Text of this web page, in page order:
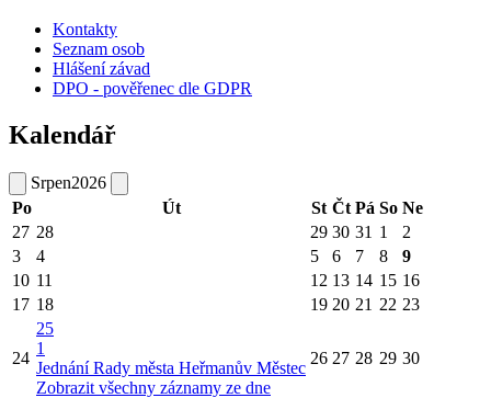
Kontakty
Seznam osob
Hlášení závad
DPO - pověřenec dle GDPR
Kalendář
Srpen2026
Po
Út St Čt Pá So Ne
27 28 29 30 31 1
2
3
4 5 6 7 8
9
10 11 12 13 14 15 16
17 18 19 20 21 22 23
24
25
1
Jednání Rady města Heřmanův Městec
Zobrazit všechny záznamy ze dne
26 27 28 29 30